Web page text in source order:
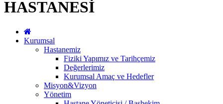
HASTANESİ
Kurumsal
Hastanemiz
Fiziki Yapımız ve Tarihçemiz
Değerlerimiz
Kurumsal Amaç ve Hedefler
Misyon&Vizyon
Yönetim